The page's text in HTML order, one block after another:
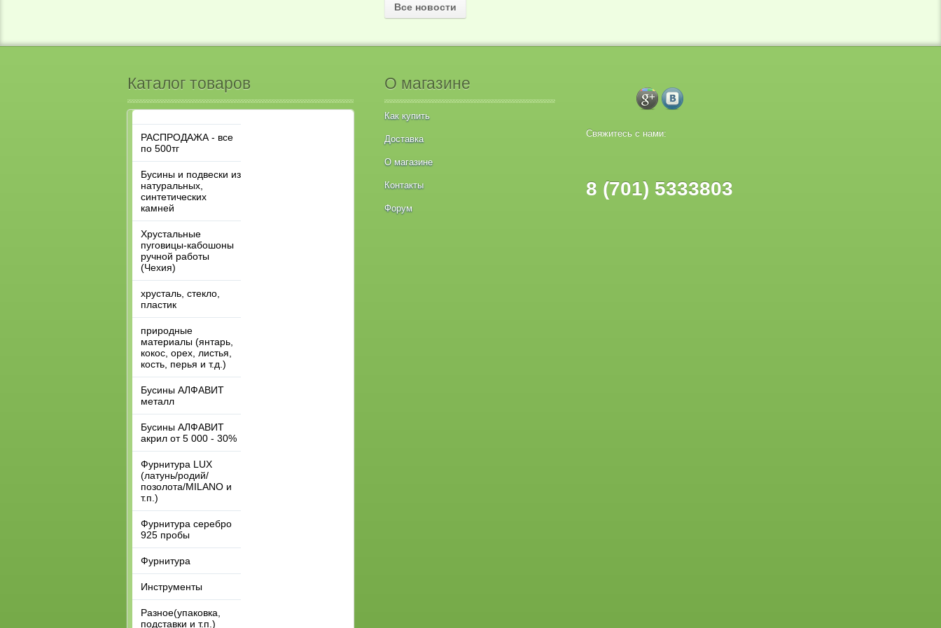
Все новости
Каталог товаров
РАСПРОДАЖА - все
по 500тг
Бусины и подвески из
натуральных,
синтетических
камней
Хрустальные
пуговицы-кабошоны
ручной работы
(Чехия)
хрусталь, стекло,
пластик
природные
материалы (янтарь,
кокос, орех, листья,
кость, перья и т.д.)
Бусины АЛФАВИТ
металл
Бусины АЛФАВИТ
акрил от 5 000 - 30%
Фурнитура LUX
(латунь/родий/
позолота/MILANO и
т.п.)
Фурнитура серебро
925 пробы
Фурнитура
Инструменты
Разное(упаковка,
подставки и т.п.)
О магазине
Как купить
Доставка
О магазине
Контакты
Форум
Свяжитесь с нами:
8 (701) 5333803